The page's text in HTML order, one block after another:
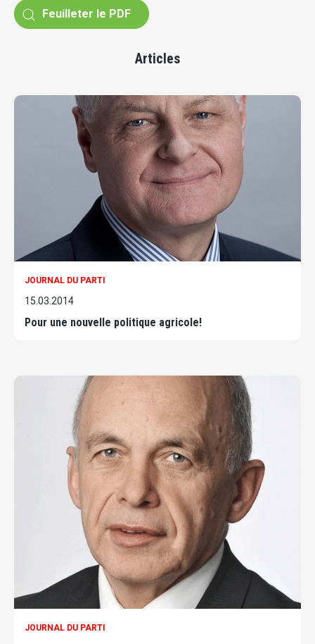
Feuilleter le PDF
Articles
JOURNAL DU PARTI
15.03.2014
Pour une nouvelle politique agricole!
JOURNAL DU PARTI